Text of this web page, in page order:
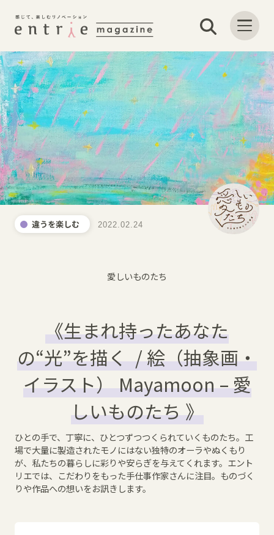
違うを楽しむ 2022.02.24
愛しいものたち
《生まれ持ったあなた
の“光”を描く / 絵（抽象画・
イラスト） Mayamoon – 愛
しいものたち 》
ひとの手で、丁寧に、ひとつずつつくられていくものたち。工
場で大量に製造されたモノにはない独特のオーラやぬくもり
が、私たちの暮らしに彩りや安らぎを与えてくれます。エント
リエでは、こだわりをもった手仕事作家さんに注目。ものづく
りや作品への想いをお訊きします。